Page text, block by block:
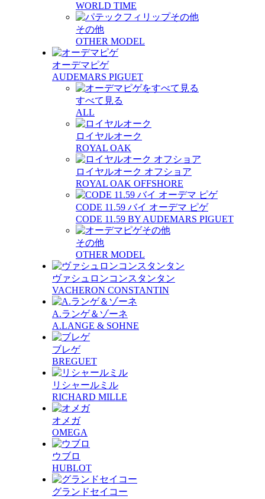
WORLD TIME
その他
OTHER MODEL
オーデマピゲ
AUDEMARS PIGUET
すべて見る
ALL
ロイヤルオーク
ROYAL OAK
ロイヤルオーク オフショア
ROYAL OAK OFFSHORE
CODE 11.59 バイ オーデマ ピゲ
CODE 11.59 BY AUDEMARS PIGUET
その他
OTHER MODEL
ヴァシュロンコンスタンタン
VACHERON CONSTANTIN
A.ランゲ＆ゾーネ
A.LANGE & SOHNE
ブレゲ
BREGUET
リシャールミル
RICHARD MILLE
オメガ
OMEGA
ウブロ
HUBLOT
グランドセイコー